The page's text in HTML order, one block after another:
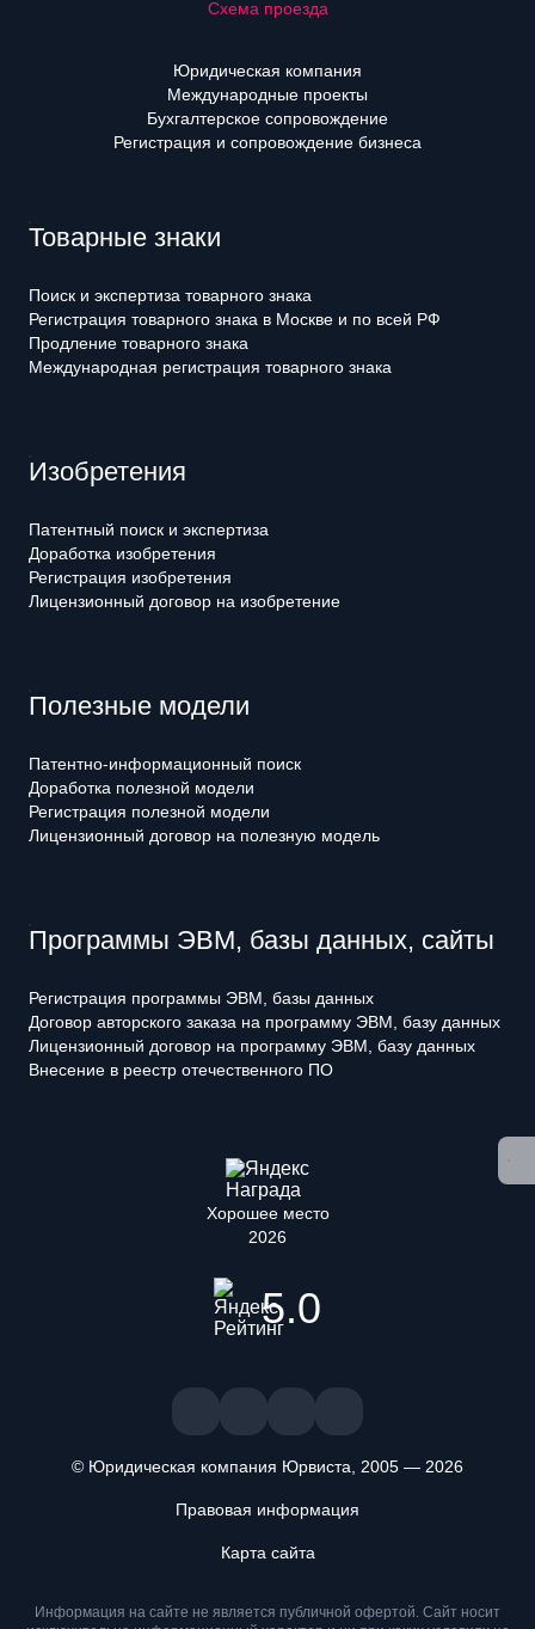
Схема проезда
Юридическая компания
Международные проекты
Бухгалтерское сопровождение
Регистрация и сопровождение бизнеса
Товарные знаки
Поиск и экспертиза товарного знака
Регистрация товарного знака в Москве и по всей РФ
Продление товарного знака
Международная регистрация товарного знака
Изобретения
Патентный поиск и экспертиза
Доработка изобретения
Регистрация изобретения
Лицензионный договор на изобретение
Полезные модели
Патентно-информационный поиск
Доработка полезной модели
Регистрация полезной модели
Лицензионный договор на полезную модель
Программы ЭВМ, базы данных, сайты
Регистрация программы ЭВМ, базы данных
Договор авторского заказа на программу ЭВМ, базу данных
Лицензионный договор на программу ЭВМ, базу данных
Внесение в реестр отечественного ПО
Хорошее место
2026
5.0
© Юридическая компания Юрвиста, 2005 — 2026
Правовая информация
Карта сайта
Информация на сайте не является публичной офертой. Cайт носит